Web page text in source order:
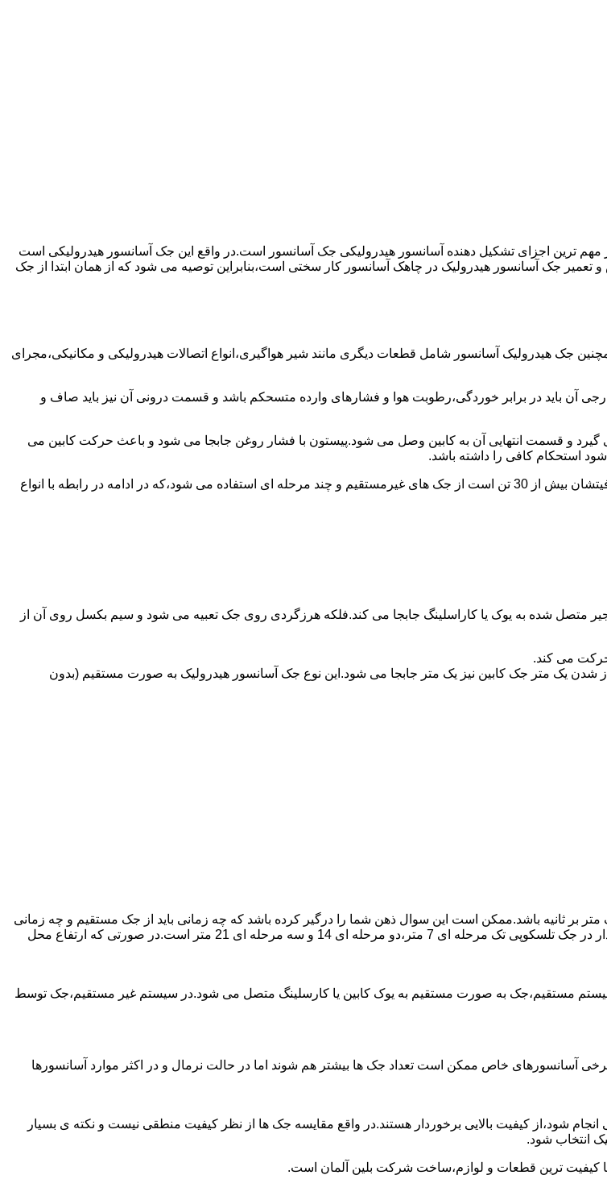
مهم ترین اجزای تشکیل دهنده آسانسور هیدرولیکی جک آسانسور است.در واقع این جک آسانسور هیدرولیکی است
و تعمیر جک آسانسور هیدرولیک در چاهک آسانسور کار سختی است،بنابراین توصیه می شود که از همان ابتدا از جک
جک هیدرولیک آسانسور شامل قطعات دیگری مانند شیر هواگیری،انواع اتصالات هیدرولیکی و مکانیکی،مجرای
آن باید در برابر خوردگی،رطوبت هوا و فشارهای وارده متسحکم باشد و قسمت درونی آن نیز باید صاف و
گیرد و قسمت انتهایی آن به کابین وصل می شود.پیستون با فشار روغن جابجا می شود و باعث حرکت کابین می
استحکام کافی را داشته باشد.
برای آسانسورهایی که ظرفیتشان 30 تن است از جک مستقیم و برای آسانسورهایی که ظرفیتشان بیش از 30 تن است از جک های غیرمستقیم و چند مرحله ای استفاده می شود،که در ادامه در رابطه با انواع
متصل شده به یوک یا کاراسلینگ جابجا می کند.فلکه هرزگردی روی جک تعبیه می شود و سیم بکسل روی آن از
حرکت می کند.
یک متر جک کابین نیز یک متر جابجا می شود.این نوع جک آسانسور هیدرولیک به صورت مستقیم (بدون
بر ثانیه باشد.ممکن است این سوال ذهن شما را درگیر کرده باشد که چه زمانی باید از جک مستقیم و چه زمانی
از جک غیرمستقیم استفاده کنیم؟ جک های مستقیم تا 21 متر را ساپورت می کنند و این مقدار در جک تلسکوپی تک مرحله ای 7 متر،دو مرحله ای 14 و سه مرحله ای 21 متر است.در صورتی که ارتفاع محل
مستقیم،جک به صورت مستقیم به یوک کابین یا کارسلینگ متصل می شود.در سیستم غیر مستقیم،جک توسط
آسانسورهای خاص ممکن است تعداد جک ها بیشتر هم شوند اما در حالت نرمال و در اکثر موارد آسانسورها
شود،از کیفیت بالایی برخوردار هستند.در واقع مقایسه جک ها از نظر کیفیت منطقی نیست و نکته ی بسیار
انتخاب شود.
با کیفیت ترین قطعات و لوازم،ساخت شرکت بلین آلمان است.